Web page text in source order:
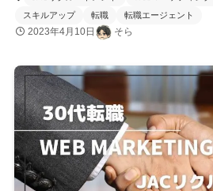
スキルアップ
転職 転職エージェント
2023年4月10日 そら